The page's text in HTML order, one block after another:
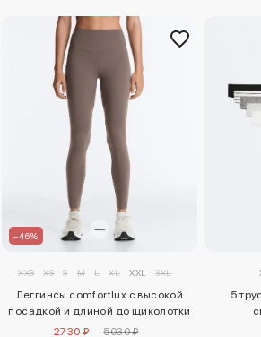
–46%
XXS XS S M L XL XXL 3XL
Леггинсы comfortlux с высокой
посадкой и длиной до щиколотки
2730 ₽
5030 ₽
5